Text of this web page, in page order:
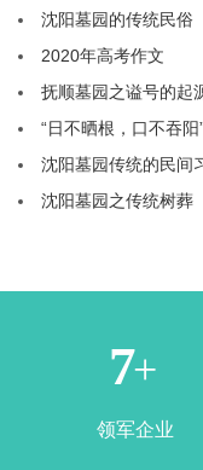
沈阳墓园的传统民俗
2020年高考作文
抚顺墓园之谥号的起
“日不晒根，口不吞
沈阳墓园传统的民间
沈阳墓园之传统树葬
1+
领军企业